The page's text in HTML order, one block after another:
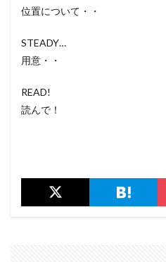
位置について・・
STEADY…
用意・・
READ!
読んで！